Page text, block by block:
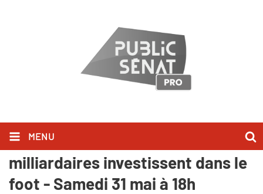
MENU
Sport, etc. - Paris FC : quand les
milliardaires investissent dans le
foot - Samedi 31 mai à 18h